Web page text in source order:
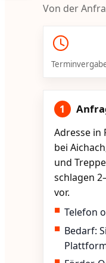
Von der
1
Adresse in
bei
und
schlagen
vor.
Telefon
Bedarf: